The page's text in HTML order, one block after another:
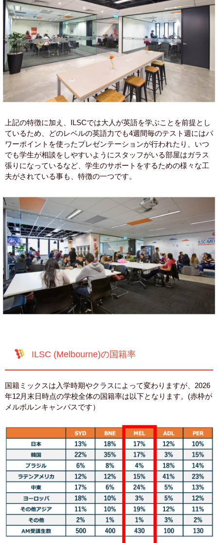
上記の特徴に加え、ILSCでは大人が英語を学ぶことを前提とし
ているため、どのレベルの英語力でも4週間毎のテスト週にはパ
ワーポイントを使ったプレゼンテーションが行われたり、いつ
でも学生が相談をしやすいようにスタッフがいる部屋はガラス
張りになっているなど、学生のサポートをするための様々な工
夫がされている事も、特徴の一つです。
ILSC (Melbourne)の国籍率
国籍ミックスは入学時期やクラスによって変わりますが、2026
年12月末日時点の学校全体の国籍率は以下となります。(赤枠が
メルボルンキャンパスです）